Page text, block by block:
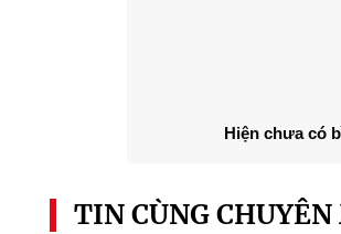
Hiện chưa có
TIN CÙNG CHUYÊN